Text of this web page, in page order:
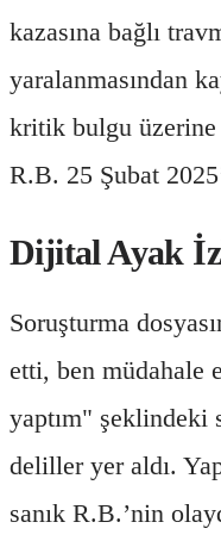
kazasına bağlı
yaralanmasından
kritik bulgu
R.B. 25 Şubat
Dijital Ayak
Soruşturma
etti, ben müdahale
yaptım" şeklindeki
deliller yer aldı.
sanık R.B.’nin